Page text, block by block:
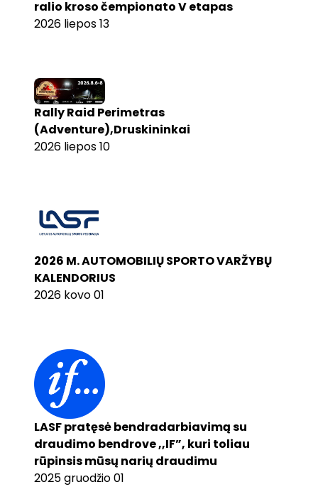
ralio kroso čempionato V etapas
2026 liepos 13
Rally Raid Perimetras
(Adventure),Druskininkai
2026 liepos 10
2026 M. AUTOMOBILIŲ SPORTO VARŽYBŲ
KALENDORIUS
2026 kovo 01
LASF pratęsė bendradarbiavimą su
draudimo bendrove ,,IF”, kuri toliau
rūpinsis mūsų narių draudimu
2025 gruodžio 01